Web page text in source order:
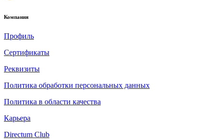
Компания
Профиль
Сертификаты
Реквизиты
Политика обработки персональных данных
Политика в области качества
Карьера
Directum Club